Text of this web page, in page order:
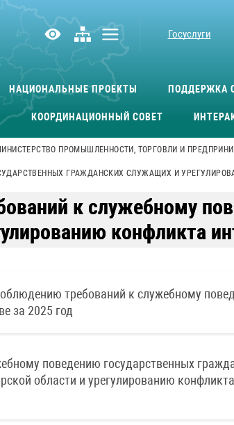
Госуслуги
НАЦИОНАЛЬНЫЕ ПРОЕКТЫ ПОДДЕРЖКА
КООРДИНАЦИОННЫЙ СОВЕТ
ПРОМЫШЛЕННОСТИ, ТОРГОВЛИ И
ГРАЖДАНСКИХ СЛУЖАЩИХ И
к служебному
конфликта
требований к служебному
за 2025 год
поведению государственных
области и урегулированию